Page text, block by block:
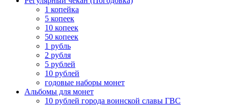
1 копейка
5 копеек
10 копеек
50 копеек
1 рубль
2 рубля
5 рублей
10 рублей
годовые наборы монет
Альбомы для монет
10 рублей города воинской славы ГВС